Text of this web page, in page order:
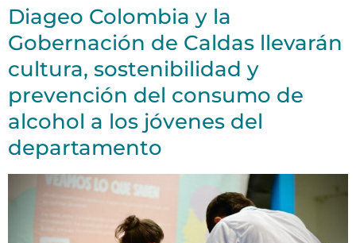
Diageo Colombia y la
Gobernación de Caldas llevarán
cultura, sostenibilidad y
prevención del consumo de
alcohol a los jóvenes del
departamento